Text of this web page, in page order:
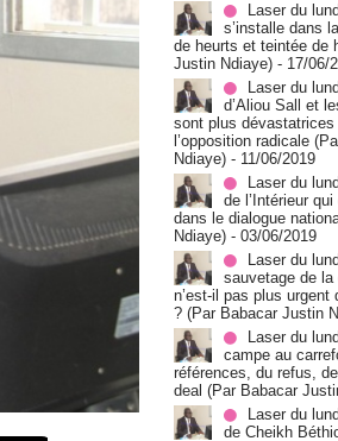
Laser du
s’installe dans
de heurts et teintée de
Justin Ndiaye) - 17/06/
Laser du
d’Aliou Sall et
sont plus
l’opposition radicale
Ndiaye) - 11/06/2019
Laser du
de l’Intérieur
dans le dialogue
Ndiaye) - 03/06/2019
Laser du
sauvetage de
n’est-il pas plus urgent
? (Par Babacar Justin
Laser du
campe au
références, du refus,
deal (Par Babacar
Laser du
de Cheikh